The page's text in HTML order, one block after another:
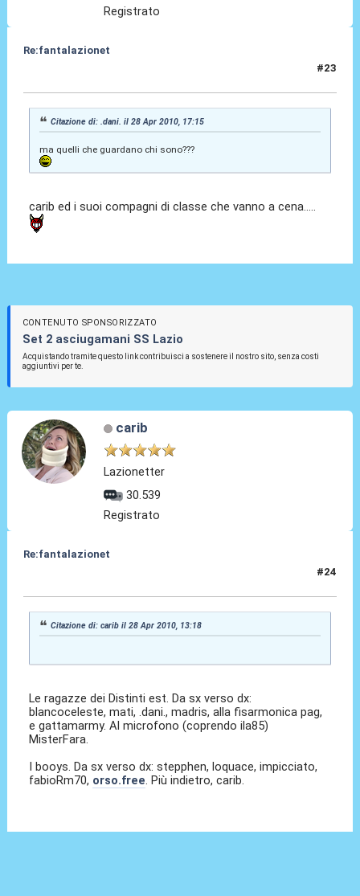
Registrato
Re:fantalazionet
#23
Citazione di: .dani. il 28 Apr 2010, 17:15
ma quelli che guardano chi sono???
carib ed i suoi compagni di classe che vanno a cena.....
CONTENUTO SPONSORIZZATO
Set 2 asciugamani SS Lazio
Acquistando tramite questo link contribuisci a sostenere il nostro sito, senza costi
aggiuntivi per te.
carib
Lazionetter
30.539
Registrato
Re:fantalazionet
#24
Citazione di: carib il 28 Apr 2010, 13:18
Le ragazze dei Distinti est. Da sx verso dx:
blancoceleste, mati, .dani., madris, alla fisarmonica pag,
e gattamarmy. Al microfono (coprendo ila85)
MisterFara.
I booys. Da sx verso dx: stepphen, loquace, impicciato,
fabioRm70, orso.free . Più indietro, carib.